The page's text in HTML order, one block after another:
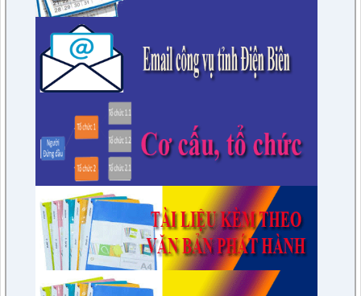
huyện khóa XXI, nhiệm kỳ 2021 - 2026 tại các huyện thuộc
các tỉnh phía Nam
lượt xem: 15577 | lượt tải:1677
6/KH-BPC
Kế hoạch giám sát việc thực hiện các quy định của pháp luật
về công tác thi hành án dân sự trên địa bàn huyện năm 2021,
lượt xem: 3452 | lượt tải:974
7/QĐ-BPC
Quyết định thành lập đoàn giám sát việc thực hiện các quy
định của pháp luật về công tác thi hành án dân sự trên địa
bàn huyện năm 2021, 2022
lượt xem: 3387 | lượt tải:596
230/CTr-TT HĐND
Chương trình công tác tháng 03/2023 của TT HĐND
lượt xem: 3379 | lượt tải:461